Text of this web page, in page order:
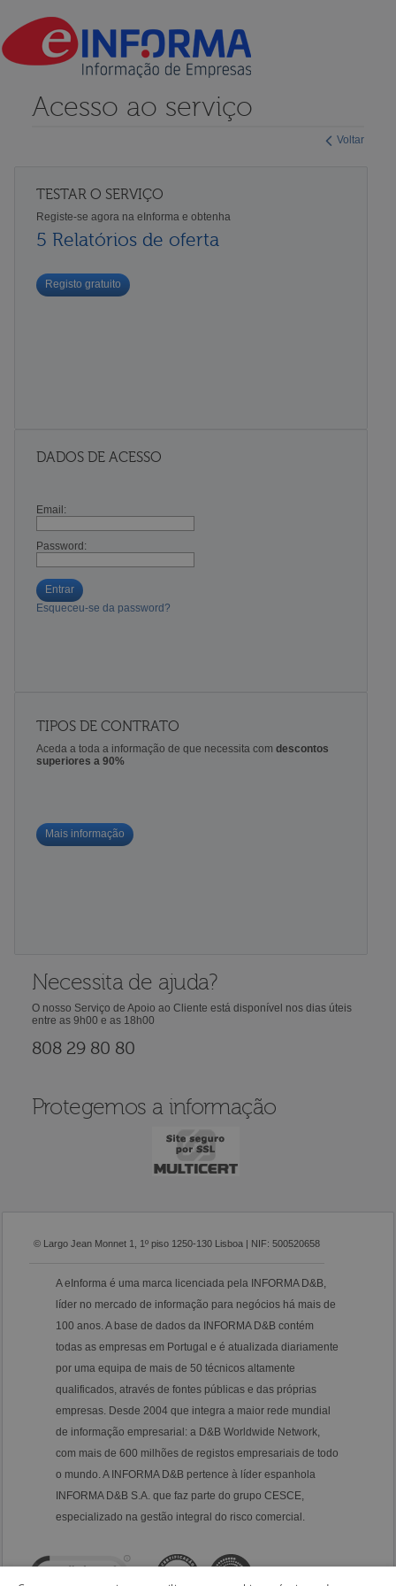
Voltar
Acesso ao serviço
TESTAR O SERVIÇO
Registe-se agora na eInforma e obtenha
5 Relatórios de oferta
Registo gratuito
DADOS DE ACESSO
Email:
Password:
Entrar
Esqueceu-se da password?
TIPOS DE CONTRATO
Aceda a toda a informação de que necessita com descontos
superiores a 90%
Mais informação
Necessita de ajuda?
O nosso Serviço de Apoio ao Cliente está disponível nos dias úteis
entre as 9h00 e as 18h00
808 29 80 80
Protegemos a informação
© Largo Jean Monnet 1, 1º piso 1250-130 Lisboa | NIF: 500520658
A eInforma é uma marca licenciada pela INFORMA D&B,
líder no mercado de informação para negócios há mais de
100 anos. A base de dados da INFORMA D&B contém
todas as empresas em Portugal e é atualizada diariamente
por uma equipa de mais de 50 técnicos altamente
qualificados, através de fontes públicas e das próprias
empresas. Desde 2004 que integra a maior rede mundial
de informação empresarial: a D&B Worldwide Network,
com mais de 600 milhões de registos empresariais de todo
o mundo. A INFORMA D&B pertence à líder espanhola
INFORMA D&B S.A. que faz parte do grupo CESCE,
especializado na gestão integral do risco comercial.